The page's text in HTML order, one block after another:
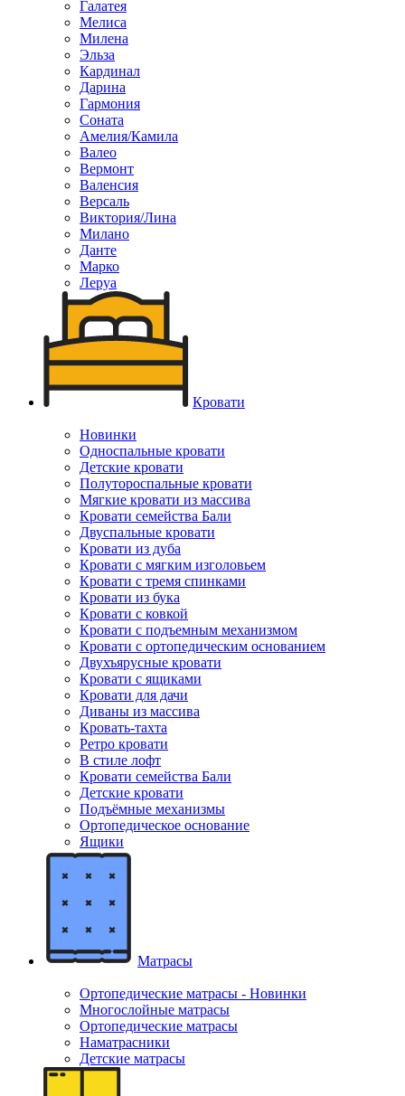
Галатея
Мелиса
Милена
Эльза
Кардинал
Дарина
Гармония
Соната
Амелия/Камила
Валео
Вермонт
Валенсия
Версаль
Виктория/Лина
Милано
Данте
Марко
Леруа
Кровати
Новинки
Односпальные кровати
Детские кровати
Полутороспальные кровати
Мягкие кровати из массива
Кровати семейства Бали
Двуспальные кровати
Кровати из дуба
Кровати с мягким изголовьем
Кровати с тремя спинками
Кровати из бука
Кровати с ковкой
Кровати с подъемным механизмом
Кровати с ортопедическим основанием
Двухъярусные кровати
Кровати с ящиками
Кровати для дачи
Диваны из массива
Кровать-тахта
Ретро кровати
В стиле лофт
Кровати семейства Бали
Детские кровати
Подъёмные механизмы
Ортопедическое основание
Ящики
Матрасы
Ортопедические матрасы - Новинки
Многослойные матрасы
Ортопедические матрасы
Наматрасники
Детские матрасы